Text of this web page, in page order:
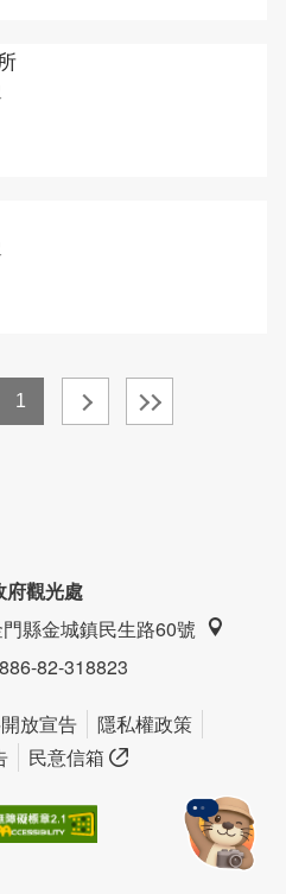
1
府觀光處
縣金城鎮民生路60號
82-318823
放宣告
隱私權政策
民意信箱